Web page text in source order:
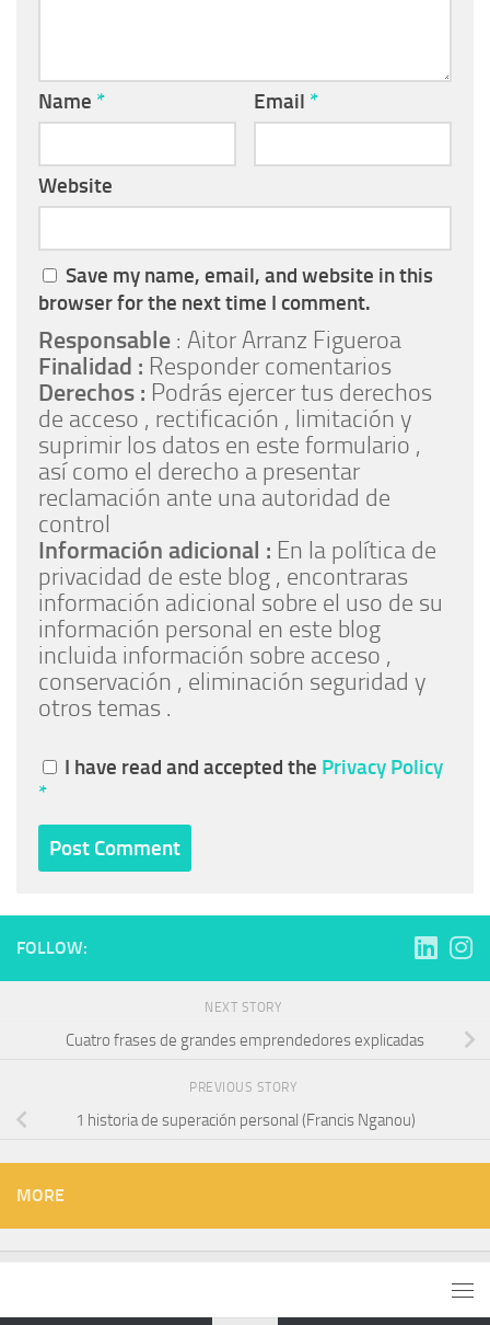
Name * Email *
Website
Save my name, email, and website in this
browser for the next time I comment.
Responsable : Aitor Arranz Figueroa
Finalidad : Responder comentarios
Derechos : Podrás ejercer tus derechos
de acceso , rectificación , limitación y
suprimir los datos en este formulario ,
así como el derecho a presentar
reclamación ante una autoridad de
control
Información adicional : En la política de
privacidad de este blog , encontraras
información adicional sobre el uso de su
información personal en este blog
incluida información sobre acceso ,
conservación , eliminación seguridad y
otros temas .
I have read and accepted the Privacy Policy
*
FOLLOW:
NEXT STORY
Cuatro frases de grandes emprendedores explicadas
PREVIOUS STORY
1 historia de superación personal (Francis Nganou)
MORE